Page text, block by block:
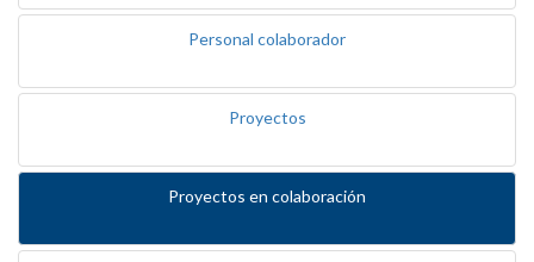
Personal colaborador
Proyectos
Proyectos en colaboración